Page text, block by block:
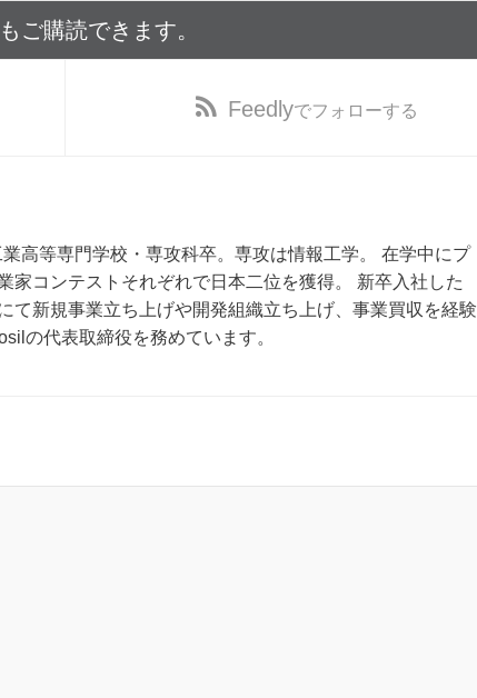
ご購読できます。
Feedlyでフォローする
高等専門学校・専攻科卒。専攻は情報工学。 在学中にプ
家コンテストそれぞれで日本二位を獲得。 新卒入社した
て新規事業立ち上げや開発組織立ち上げ、事業買収を経験
の代表取締役を務めています。